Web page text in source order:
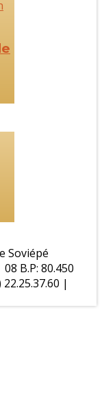
Soviépé
B.P: 80.450
|